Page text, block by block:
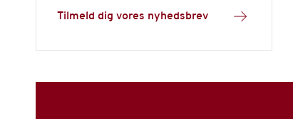
Tilmeld dig vores nyhedsbrev